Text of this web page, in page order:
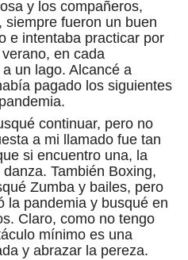
y los compañeros,
fueron un buen
e intentaba practicar por
en cada
un lago. Alcancé a
pagado los siguientes
continuar, pero no
a mi llamado fue tan
si encuentro una, la
También Boxing,
Zumba y bailes, pero
la pandemia y busqué en
Claro, como no tengo
mínimo es una
y abrazar la pereza.